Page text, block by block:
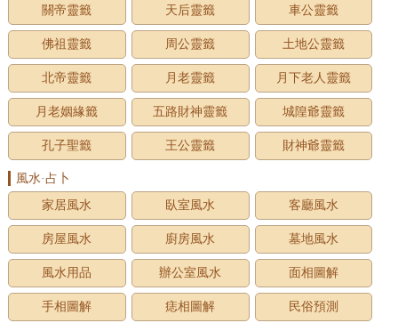
關帝靈籤 天后靈籤 車公靈籤
佛祖靈籤 周公靈籤 土地公靈籤
北帝靈籤 月老靈籤 月下老人靈籤
月老姻緣籤 五路財神靈籤 城隍爺靈籤
孔子聖籤 王公靈籤 財神爺靈籤
風水·占卜
家居風水
臥室風水 客廳風水
房屋風水 廚房風水 墓地風水
風水用品 辦公室風水 面相圖解
手相圖解 痣相圖解 民俗預測